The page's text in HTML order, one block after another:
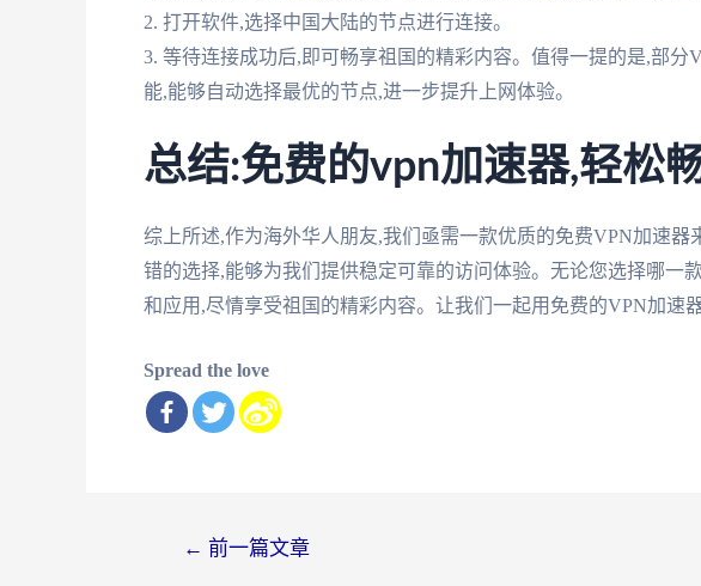
2. 打开软件,选择中国大陆的节点进行连接。
3. 等待连接成功后,即可畅享祖国的精彩内容。值得一提的是,部分
能,能够自动选择最优的节点,进一步提升上网体验。
总结:免费的vpn加速器,轻松
综上所述,作为海外华人朋友,我们亟需一款优质的免费VPN加速器
错的选择,能够为我们提供稳定可靠的访问体验。无论您选择哪一
和应用,尽情享受祖国的精彩内容。让我们一起用免费的VPN加速
Spread the love
← 前一篇文章